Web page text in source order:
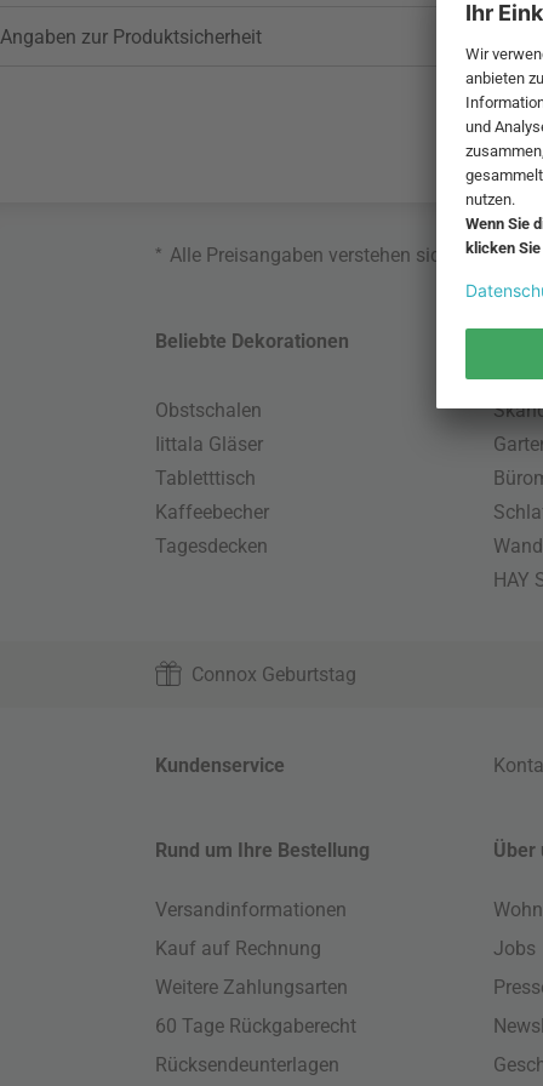
Angaben zur Produktsicherheit
* Alle Preisangaben verstehen sich inklusive
Beliebte Dekorationen
Obstschalen
Iittala Gläser
Tabletttisch
Kaffeebecher
Tagesdecken
HAY
Connox Geburtstag
Kundenservice
Rund um Ihre Bestellung
Versandinformationen
Kauf auf Rechnung
Weitere Zahlungsarten
60 Tage Rückgaberecht
Rücksendeunterlagen
Über
Jobs